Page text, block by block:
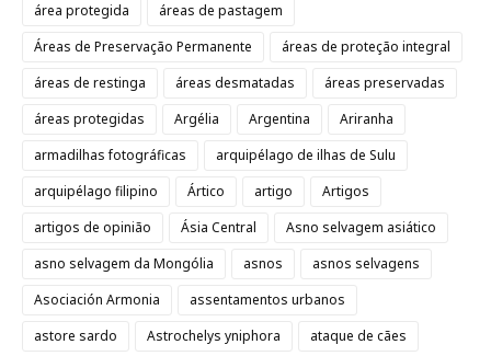
área protegida
áreas de pastagem
Áreas de Preservação Permanente
áreas de proteção integral
áreas de restinga
áreas desmatadas
áreas preservadas
áreas protegidas
Argélia Argentina
Ariranha
armadilhas fotográficas
arquipélago de ilhas de Sulu
arquipélago filipino
Ártico artigo
Artigos
artigos de opinião
Ásia Central
Asno selvagem asiático
asno selvagem da Mongólia
asnos
asnos selvagens
Asociación Armonia
assentamentos urbanos
astore sardo
Astrochelys yniphora
ataque de cães